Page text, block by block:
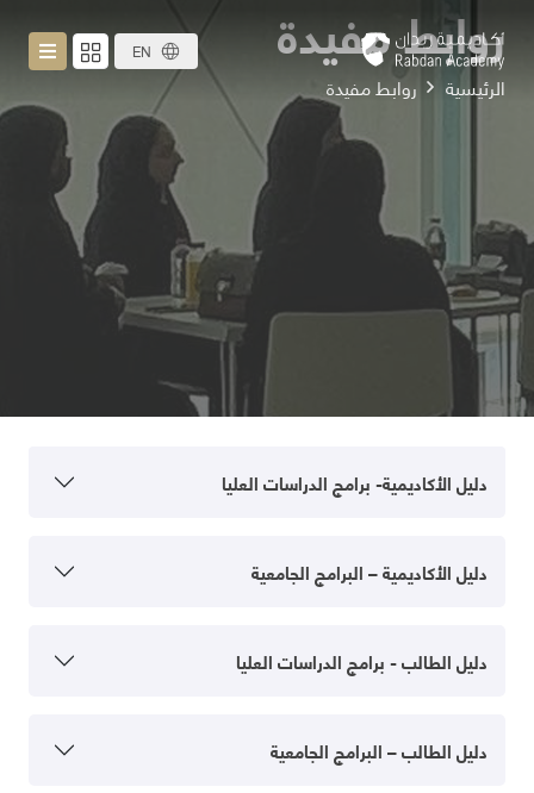
EN روابط مفيدة
الرئيسية روابط مفيدة
دليل الأكاديمية- برامج الدراسات العليا
دليل الأكاديمية – البرامج الجامعية
دليل الطالب - برامج الدراسات العليا
دليل الطالب – البرامج الجامعية